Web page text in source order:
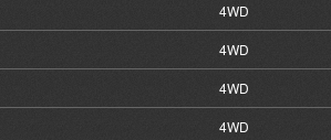
4WD
4WD
4WD
4WD